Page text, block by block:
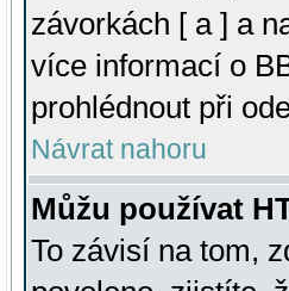
závorkách [ a ] a
více informací o
prohlédnout při
Návrat nahoru
Můžu používat
To závisí na tom,